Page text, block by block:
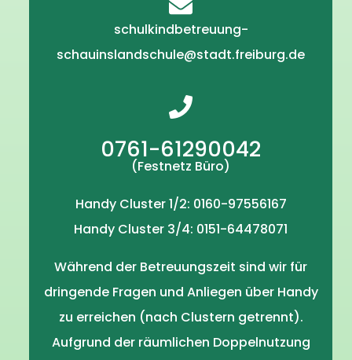
schulkindbetreuung-
schauinslandschule@stadt.freiburg.de
0761-61290042
(Festnetz Büro)
Handy Cluster 1/2: 0160-97556167
Handy Cluster 3/4: 0151-64478071
Während der Betreuungszeit sind wir für
dringende Fragen und Anliegen über Handy
zu erreichen (nach Clustern getrennt).
Aufgrund der räumlichen Doppelnutzung